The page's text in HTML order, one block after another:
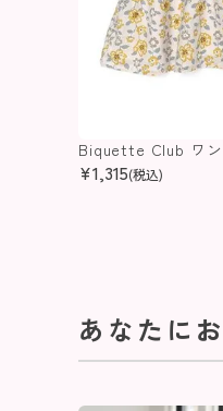
Biquette Club ワン
¥1,315(税込)
あなたに